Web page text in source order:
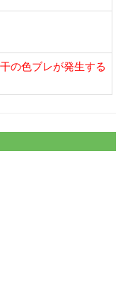
の色ブレが発生する